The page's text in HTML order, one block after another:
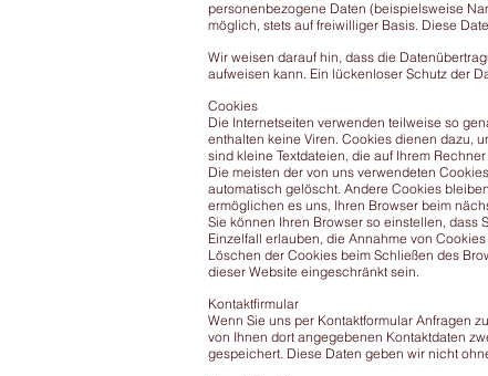
personenbezogene Daten (beispielsweise
möglich, stets auf freiwilliger Basis. Diese
Wir weisen darauf hin, dass die
aufweisen kann. Ein lückenloser Schutz der
Cookies
Die Internetseiten verwenden teilweise so
enthalten keine Viren. Cookies dienen dazu,
sind kleine Textdateien, die auf Ihrem
Die meisten der von uns verwendeten
automatisch gelöscht. Andere Cookies
ermöglichen es uns, Ihren Browser beim
Sie können Ihren Browser so einstellen, dass
Einzelfall erlauben, die Annahme von
Löschen der Cookies beim Schließen des
dieser Website eingeschränkt sein.
Kontaktfirmular
Wenn Sie uns per Kontaktformular Anfragen
von Ihnen dort angegebenen Kontaktdaten
gespeichert. Diese Daten geben wir nicht